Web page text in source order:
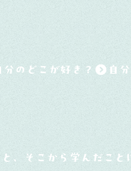
、そこから学んだこと